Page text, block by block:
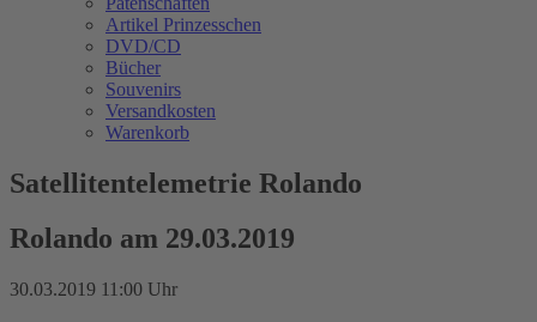
Artikel Prinzesschen
DVD/CD
Bücher
Souvenirs
Versandkosten
Warenkorb
Satellitentelemetrie Rolando
Rolando am 29.03.2019
30.03.2019 11:00 Uhr